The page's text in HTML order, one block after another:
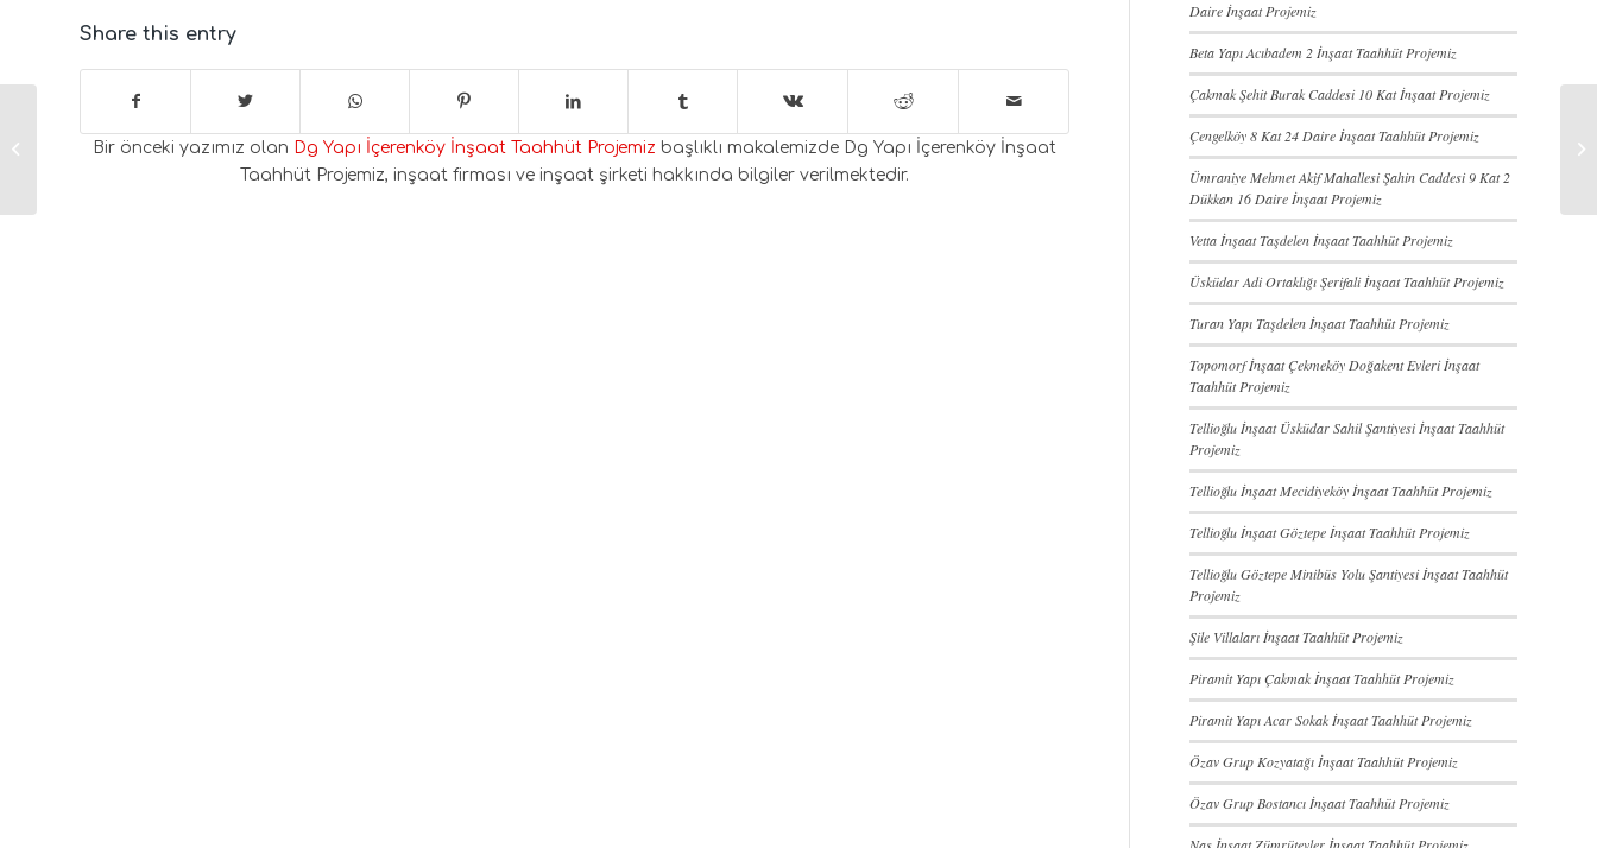
Share this entry
Bir önceki yazımız olan Dg Yapı İçerenköy İnşaat Taahhüt Projemiz başlıklı makalemizde Dg Yapı İçerenköy İnşaat
Taahhüt Projemiz, inşaat firması ve inşaat şirketi hakkında bilgiler verilmektedir.
Daire İnşaat Projemiz
Beta Yapı Acıbadem 2 İnşaat Taahhüt Projemiz
Çakmak Şehit Burak Caddesi 10 Kat İnşaat Projemiz
Çengelköy 8 Kat 24 Daire İnşaat Taahhüt Projemiz
Ümraniye Mehmet Akif Mahallesi Şahin Caddesi 9 Kat 2
Dükkan 16 Daire İnşaat Projemiz
Vetta İnşaat Taşdelen İnşaat Taahhüt Projemiz
Üsküdar Adi Ortaklığı Şerifali İnşaat Taahhüt Projemiz
Turan Yapı Taşdelen İnşaat Taahhüt Projemiz
Topomorf İnşaat Çekmeköy Doğakent Evleri İnşaat
Taahhüt Projemiz
Tellioğlu İnşaat Üsküdar Sahil Şantiyesi İnşaat Taahhüt
Projemiz
Tellioğlu İnşaat Mecidiyeköy İnşaat Taahhüt Projemiz
Tellioğlu İnşaat Göztepe İnşaat Taahhüt Projemiz
Tellioğlu Göztepe Minibüs Yolu Şantiyesi İnşaat Taahhüt
Projemiz
Şile Villaları İnşaat Taahhüt Projemiz
Piramit Yapı Çakmak İnşaat Taahhüt Projemiz
Piramit Yapı Acar Sokak İnşaat Taahhüt Projemiz
Özav Grup Kozyatağı İnşaat Taahhüt Projemiz
Özav Grup Bostancı İnşaat Taahhüt Projemiz
İnşaat Taahhüt